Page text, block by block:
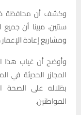
وكشف أن محافظة
سنتين، مبينا أن
ومشاريع إعادة
وأوضح أن غياب هذا
المجازر الحديثة في
بظلاله على الصحة
المواطنين.